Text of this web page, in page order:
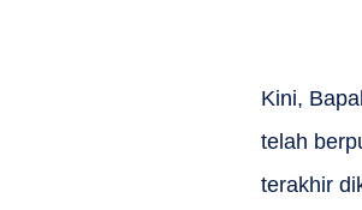
Kini,
telah
terakhir